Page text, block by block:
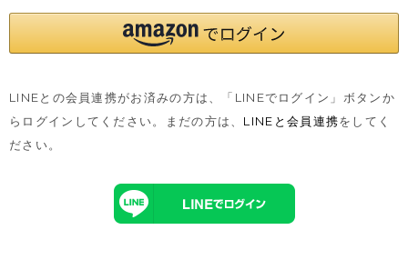
LINEとの会員連携がお済みの方は、「LINEでログイン」ボタンか
らログインしてください。まだの方は、 LINEと会員連携をしてく
ださい。